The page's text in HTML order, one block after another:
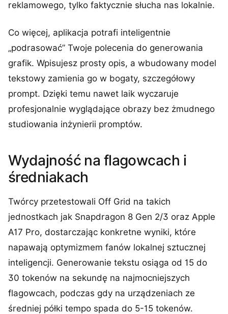
reklamowego, tylko faktycznie słucha nas lokalnie.
Co więcej, aplikacja potrafi inteligentnie
„podrasować” Twoje polecenia do generowania
grafik. Wpisujesz prosty opis, a wbudowany model
tekstowy zamienia go w bogaty, szczegółowy
prompt. Dzięki temu nawet laik wyczaruje
profesjonalnie wyglądające obrazy bez żmudnego
studiowania inżynierii promptów.
Wydajność na flagowcach i
średniakach
Twórcy przetestowali Off Grid na takich
jednostkach jak Snapdragon 8 Gen 2/3 oraz Apple
A17 Pro, dostarczając konkretne wyniki, które
napawają optymizmem fanów lokalnej sztucznej
inteligencji. Generowanie tekstu osiąga od 15 do
30 tokenów na sekundę na najmocniejszych
flagowcach, podczas gdy na urządzeniach ze
średniej półki tempo spada do 5-15 tokenów.